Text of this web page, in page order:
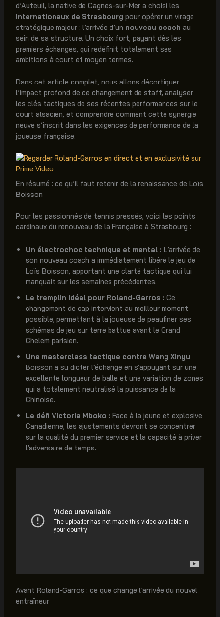
d’Auteuil, la native de Cagnes-sur-Mer a choisi les
Internationaux de Strasbourg pour opérer un virage
stratégique majeur : l’arrivée d’un nouveau coach au
sein de sa structure. Un choix fort, payant dès les
premiers échanges, qui redéfinit totalement ses
ambitions à court et moyen termes.
Dans cet article complet, nous allons décortiquer
l’impact profond de ce changement de staff, analyser
les clés tactiques de ses récentes performances sur le
court alsacien, et comprendre comment cette synergie
neuve s’inscrit dans les exigences de performance de la
joueuse française.
En résumé : ce qu’il faut retenir de la renaissance de Loïs
Boisson
Pour les passionnés de tennis pressés, voici les points
cardinaux du renouveau de la Française à Strasbourg :
Un électrochoc technique et mental : L’arrivée de
son nouveau coach a immédiatement libéré le jeu de
Loïs Boisson, apportant une clarté tactique qui lui
manquait sur les semaines précédentes.
Le tremplin idéal pour Roland-Garros : Ce
changement de cap intervient au meilleur moment
possible, permettant à la joueuse de peaufiner ses
schémas de jeu sur terre battue avant le Grand
Chelem parisien.
Une masterclass tactique contre Wang Xinyu :
Boisson a su dicter l’échange en s’appuyant sur une
excellente longueur de balle et une variation de zones
qui a totalement neutralisé la puissance de la
Chinoise.
Le défi Victoria Mboko : Face à la jeune et explosive
Canadienne, les ajustements devront se concentrer
sur la qualité du premier service et la capacité à priver
l’adversaire de temps.
Avant Roland-Garros : ce que change l’arrivée du nouvel
entraîneur